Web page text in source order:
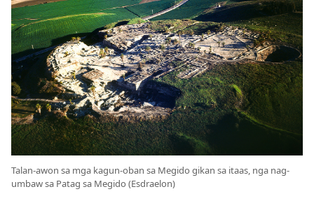
Talan-awon sa mga kagun-oban sa Megido gikan sa itaas, nga nag-
umbaw sa Patag sa Megido (Esdraelon)